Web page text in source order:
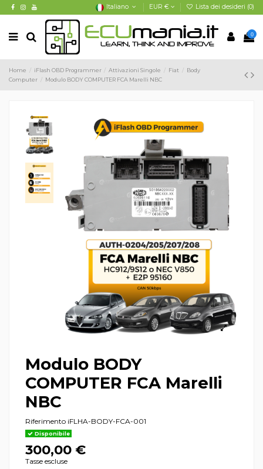
Italiano EUR € Lista dei desideri (0)
0
Home iFlash OBD Programmer Attivazioni Singole Fiat
Body
Computer
Modulo BODY COMPUTER FCA Marelli NBC
Modulo BODY
COMPUTER FCA Marelli
NBC
Riferimento iFLHA-BODY-FCA-001
Disponibile
300,00 €
Tasse escluse